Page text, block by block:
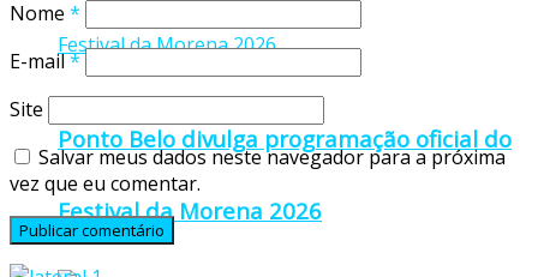
Ponto Belo divulga programação oficial do
Festival da Morena 2026
Nome *
E-mail*
Site
Salvar meus dados neste navegador para a próxima
vez que eu comentar.